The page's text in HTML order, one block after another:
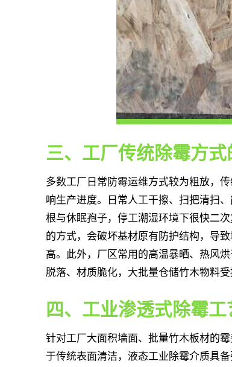
三、工厂传统除霉方
多数工厂日常防霉运维方式较为粗放，
响生产进度。日常人工干擦、扫把清扫
根与休眠孢子，停工潮湿环境下很快二
的方式，会破坏基材原有防护结构，导
高。此外，厂区常用的高温暴晒、热风
脱落、材质脆化，大批量仓储竹木物料
四、工业渗透式除霉
针对工厂大面积墙面、批量竹木板材的
于传统表面清洁，液态工业除霉介质具